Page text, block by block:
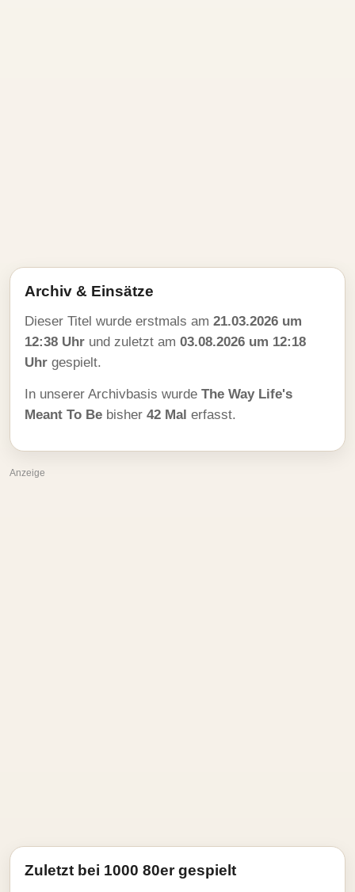
Archiv & Einsätze
Dieser Titel wurde erstmals am 21.03.2026 um
12:38 Uhr und zuletzt am 03.08.2026 um 12:18
Uhr gespielt.
In unserer Archivbasis wurde The Way Life's
Meant To Be bisher 42 Mal erfasst.
Anzeige
Zuletzt bei 1000 80er gespielt